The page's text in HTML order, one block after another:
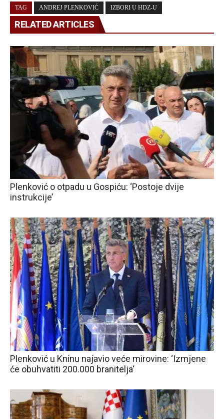
TAG ANDREJ PLENKOVIĆ IZBORI U HDZ-U
RELATED ARTICLES
Plenković o otpadu u Gospiću: ‘Postoje dvije
instrukcije’
Plenković u Kninu najavio veće mirovine: ‘Izmjene
će obuhvatiti 200.000 branitelja‘